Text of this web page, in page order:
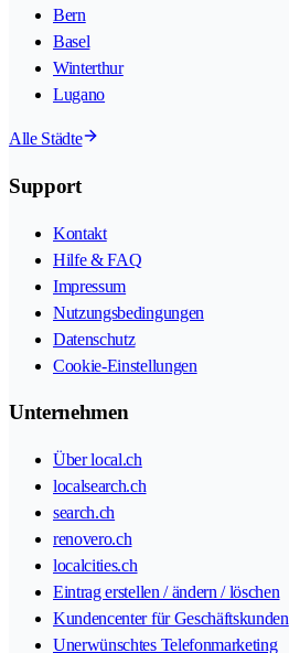
Bern
Basel
Winterthur
Lugano
Alle Städte
Support
Kontakt
Hilfe & FAQ
Impressum
Nutzungsbedingungen
Datenschutz
Cookie-Einstellungen
Unternehmen
Über local.ch
localsearch.ch
search.ch
renovero.ch
localcities.ch
Eintrag erstellen / ändern / löschen
Kundencenter für Geschäftskunden
Unerwünschtes Telefonmarketing